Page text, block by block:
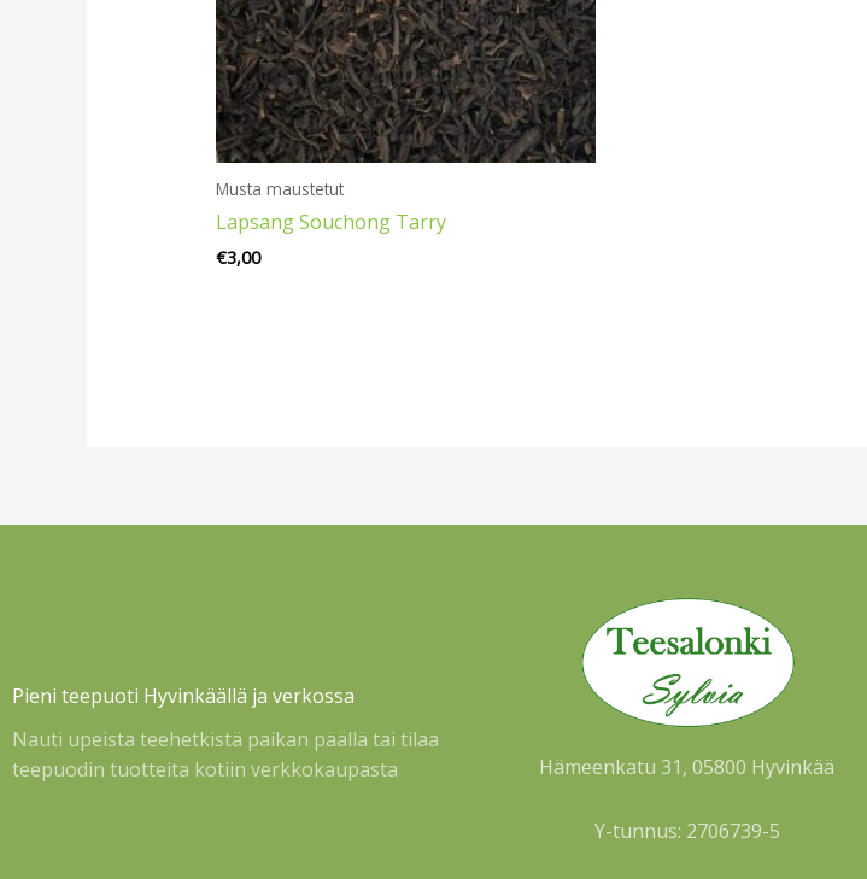
Musta maustetut
Lapsang Souchong Tarry
€3,00
Pieni teepuoti Hyvinkäällä ja verkossa
Nauti upeista teehetkistä paikan päällä tai tilaa
teepuodin tuotteita kotiin verkkokaupasta
Hämeenkatu 31, 05800 Hyvinkää
Y-tunnus: 2706739-5